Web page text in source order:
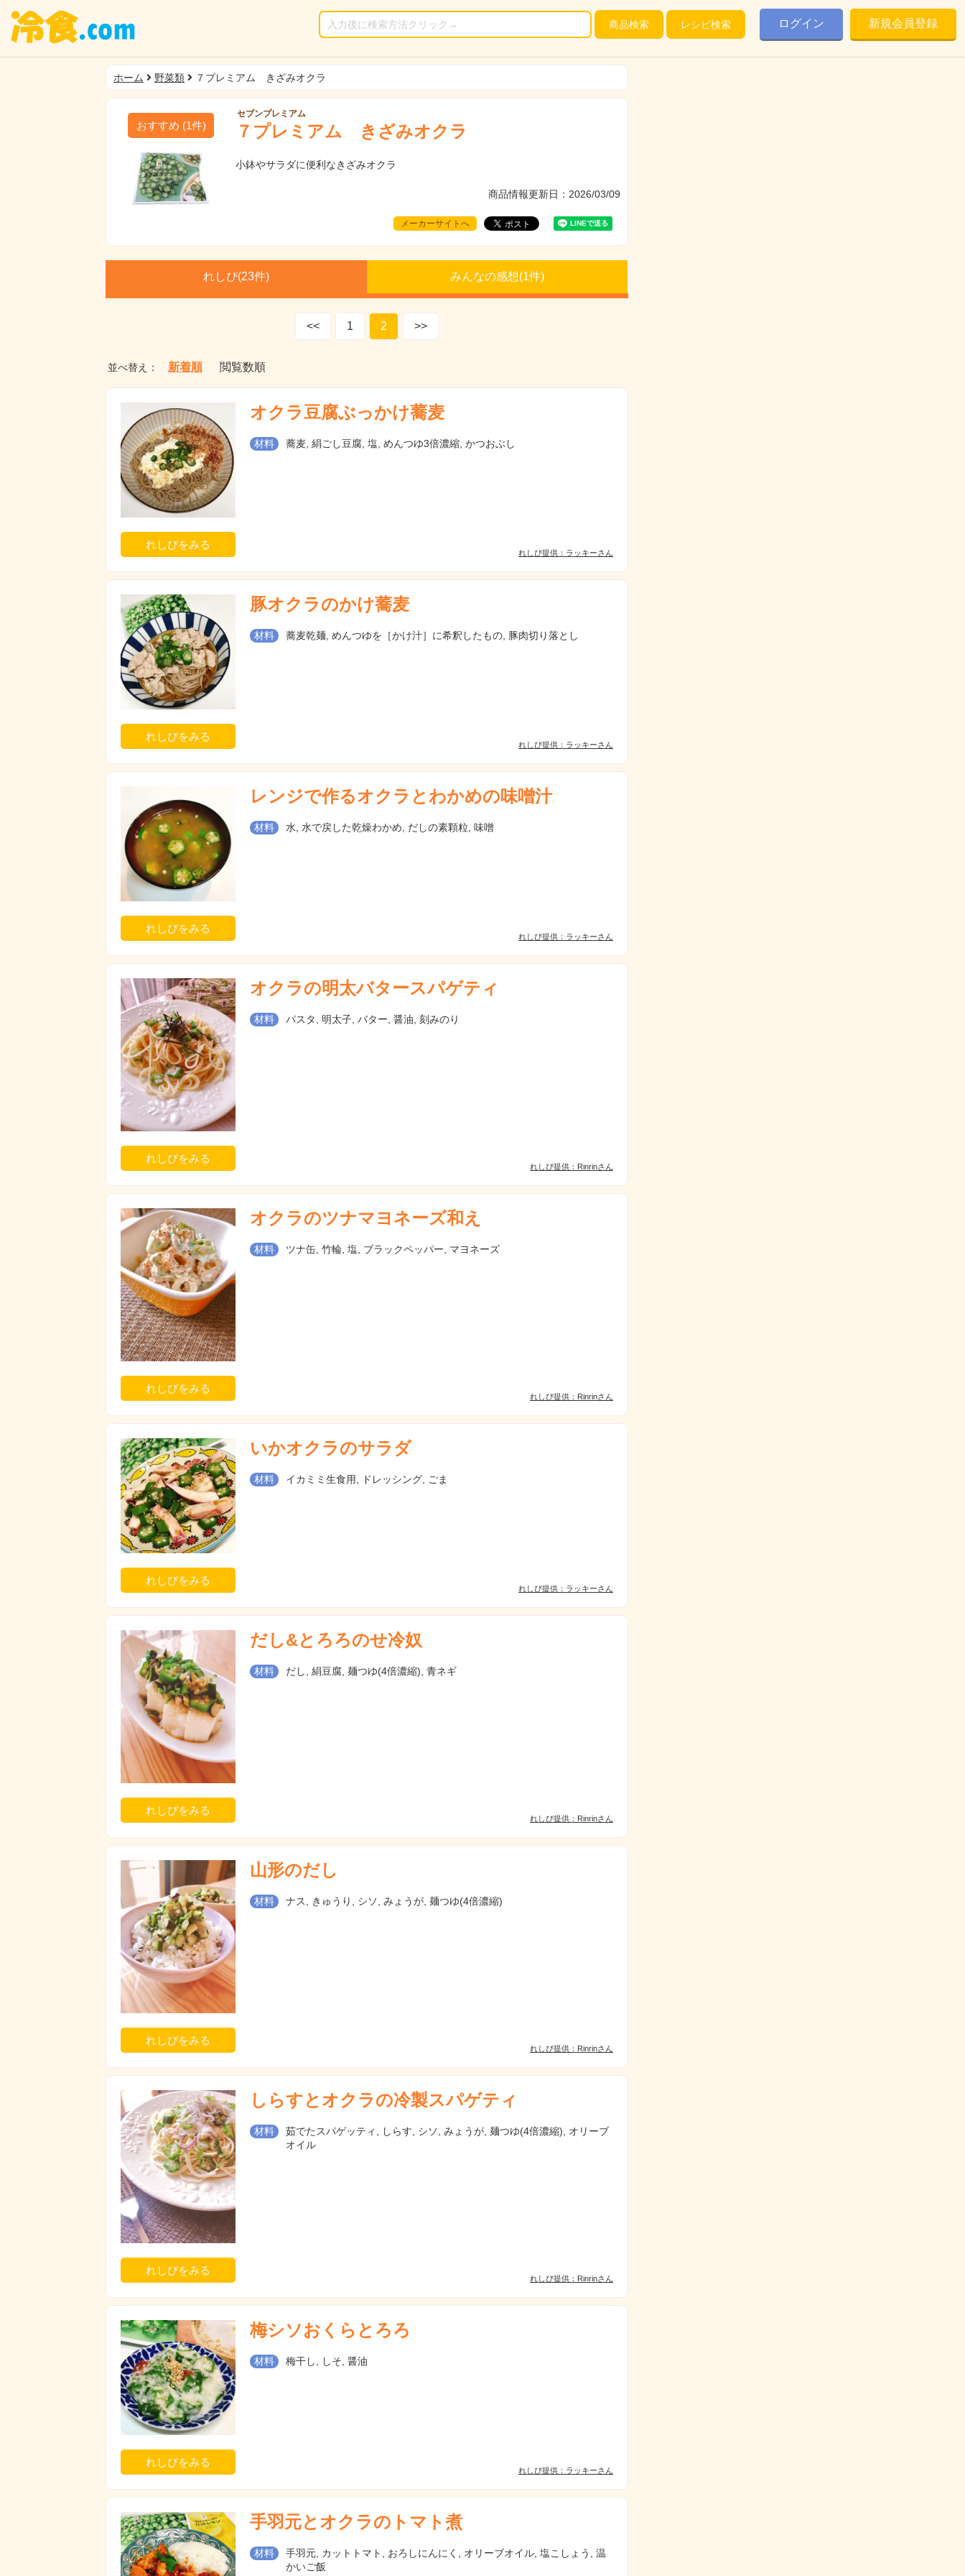
商品検索 レシピ検索 ログイン 新規会員登録
ホーム 野菜類 ７プレミアム きざみオクラ
おすすめ (1件)
セブンプレミアム
７プレミアム きざみオクラ
小鉢やサラダに便利なきざみオクラ
商品情報更新日：2026/03/09
メーカーサイトへ
れしぴ(23件) みんなの感想(1件)
<< 1 2 >>
並べ替え： 新着順 閲覧数順
れしぴをみる
オクラ豆腐ぶっかけ蕎麦
材料 蕎麦, 絹ごし豆腐, 塩, めんつゆ3倍濃縮, かつおぶし
れしぴ提供：ラッキーさん
れしぴをみる
豚オクラのかけ蕎麦
材料 蕎麦乾麺, めんつゆを［かけ汁］に希釈したもの, 豚肉切り落とし
れしぴ提供：ラッキーさん
れしぴをみる
レンジで作るオクラとわかめの味噌汁
材料 水, 水で戻した乾燥わかめ, だしの素顆粒, 味噌
れしぴ提供：ラッキーさん
れしぴをみる
オクラの明太バタースパゲティ
材料 パスタ, 明太子, バター, 醤油, 刻みのり
れしぴ提供：Rinrinさん
れしぴをみる
オクラのツナマヨネーズ和え
材料 ツナ缶, 竹輪, 塩, ブラックペッパー, マヨネーズ
れしぴ提供：Rinrinさん
れしぴをみる
いかオクラのサラダ
材料 イカミミ生食用, ドレッシング, ごま
れしぴ提供：ラッキーさん
れしぴをみる
だし&とろろのせ冷奴
材料 だし, 絹豆腐, 麺つゆ(4倍濃縮), 青ネギ
れしぴ提供：Rinrinさん
れしぴをみる
山形のだし
材料 ナス, きゅうり, シソ, みょうが, 麺つゆ(4倍濃縮)
れしぴ提供：Rinrinさん
れしぴをみる
しらすとオクラの冷製スパゲティ
材料
茹でたスパゲッティ, しらす, シソ, みょうが, 麺つゆ(4倍濃縮), オリーブ
オイル
れしぴ提供：Rinrinさん
れしぴをみる
梅シソおくらとろろ
材料 梅干し, しそ, 醤油
れしぴ提供：ラッキーさん
手羽元とオクラのトマト煮
材料
手羽元, カットトマト, おろしにんにく, オリーブオイル, 塩こしょう, 温
かいご飯